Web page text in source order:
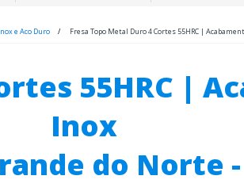
e Aco Duro Fresa Topo Metal Duro 4 Cortes 55HRC |
55HRC |
Inox
do Norte -